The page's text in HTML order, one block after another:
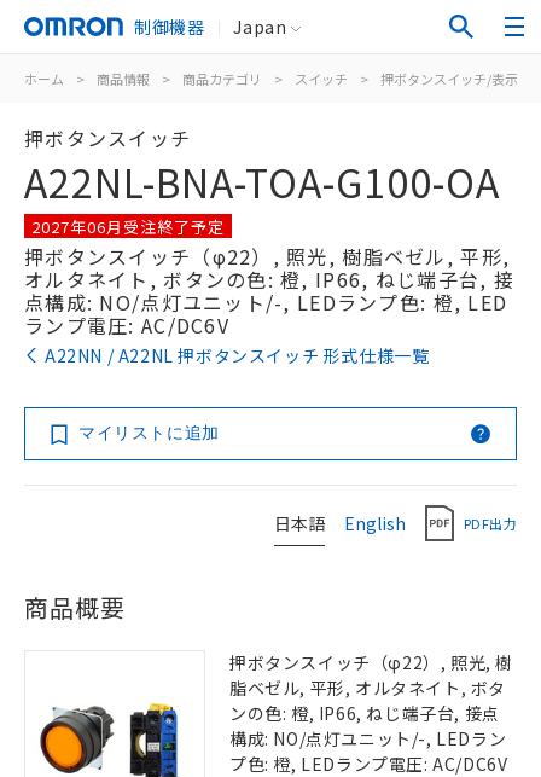
制御機器 Japan
ホーム > 商品情報 > 商品カテゴリ > スイッチ > 押ボタンスイッチ/表示灯
押ボタンスイッチ
A22NL-BNA-TOA-G100-OA
2027年06月受注終了予定
押ボタンスイッチ（φ22）, 照光, 樹脂ベゼル, 平形,
オルタネイト, ボタンの色: 橙, IP66, ねじ端子台, 接
点構成: NO/点灯ユニット/-, LEDランプ色: 橙, LED
ランプ電圧: AC/DC6V
A22NN / A22NL 押ボタンスイッチ 形式仕様一覧
マイリストに追加
日本語 English PDF出力
商品概要
押ボタンスイッチ（φ22）, 照光, 樹
脂ベゼル, 平形, オルタネイト, ボタ
ンの色: 橙, IP66, ねじ端子台, 接点
構成: NO/点灯ユニット/-, LEDラン
プ色: 橙, LEDランプ電圧: AC/DC6V